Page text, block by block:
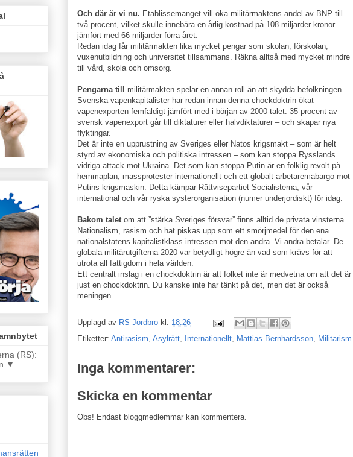
Och där är vi nu. Etablissemanget vill öka militärmaktens andel av BNP till
två procent, vilket skulle innebära en årlig kostnad på 108 miljarder kronor
jämfört med 66 miljarder förra året.
Redan idag får militärmakten lika mycket pengar som skolan, förskolan,
vuxenutbildning och universitet tillsammans. Räkna alltså med mycket mindre
till vård, skola och omsorg.
Pengarna till
militärmakten spelar en annan roll än att skydda befolkningen.
Svenska vapenkapitalister har redan innan denna chockdoktrin ökat
vapenexporten femfaldigt jämfört med i början av 2000-talet. 35 procent av
svensk vapenexport går till diktaturer eller halvdiktaturer – och skapar nya
flyktingar.
Det är inte en upprustning av Sveriges eller Natos krigsmakt – som är helt
styrd av ekonomiska och politiska intressen – som kan stoppa Rysslands
vidriga attack mot Ukraina. Det som kan stoppa Putin är en folklig revolt på
hemmaplan, massprotester internationellt och ett globalt arbetaremabargo mot
Putins krigsmaskin. Detta kämpar Rättvisepartiet Socialisterna, vår
international och vår ryska systerorganisation (numer underjordiskt) för idag.
Bakom taletom att ”stärka Sveriges försvar” finns alltid de privata vinsterna.
Nationalism, rasism och hat piskas upp som ett smörjmedel för den ena
nationalstatens kapitalistklass intressen mot den andra. Vi andra betalar. De
globala militärutgifterna 2020 var betydligt högre än vad som krävs för att
utrota all fattigdom i hela världen.
Ett centralt inslag i en chockdoktrin är att folket inte är medvetna om att det är
just en chockdoktrin. Du kanske inte har tänkt på det, men det är också
meningen.
Upplagd av RS Jordbro kl. 18:26
Etiketter: Antirasism, Asylrätt, Internationellt, Mattias Bernhardsson, Militarism
Inga kommentarer:
Skicka en kommentar
Obs! Endast bloggmedlemmar kan kommentera.
(RS):
▼